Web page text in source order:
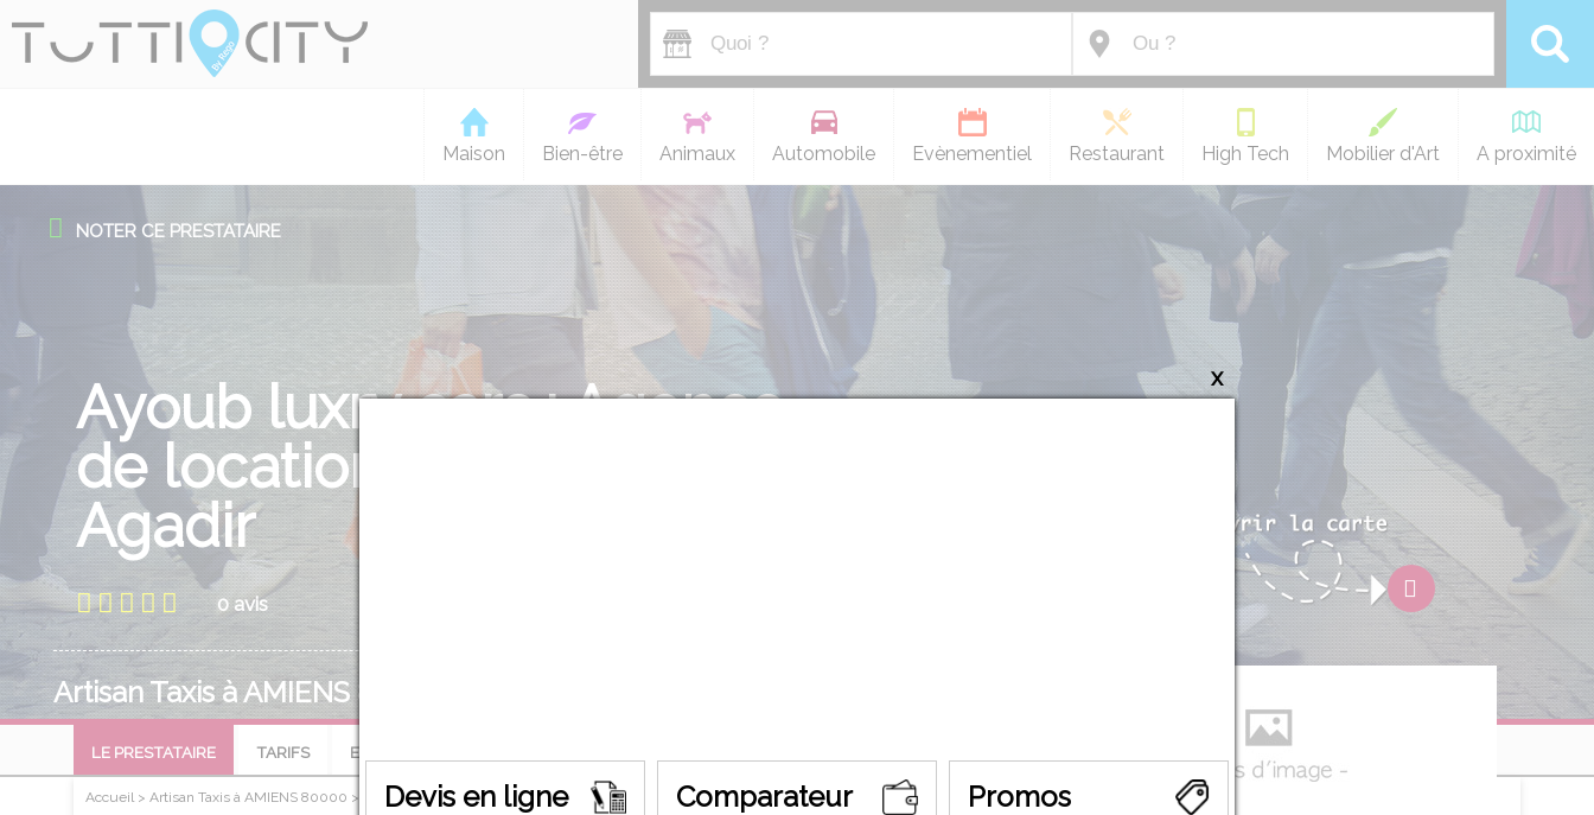
Maison Bien-être Animaux Automobile Evènementiel Restaurant High Tech Mobilier d'Art A proximité
Ayoub luxry cars : Agence
de location des voitures à
Agadir
0 avis
Artisan Taxis à AMIENS 80000
NOTER CE PRESTATAIRE
LE PRESTATAIRE TARIFS EVALUATIONS
Accueil> Artisan Taxis à AMIENS 80000 > Ayoub luxry cars : Agence de location des voitures à Agadir
x
Devis en ligne Comparateur Promos